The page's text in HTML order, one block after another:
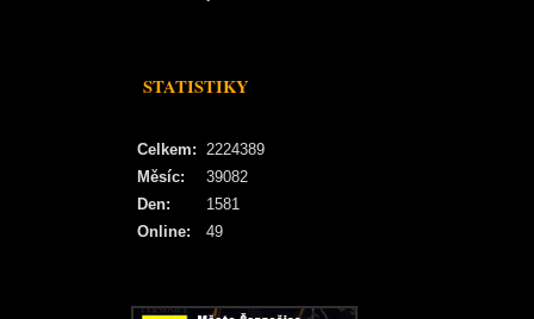
STATISTIKY
Online: 49
Celkem: 2224389
Měsíc:
39082
Den:
1581